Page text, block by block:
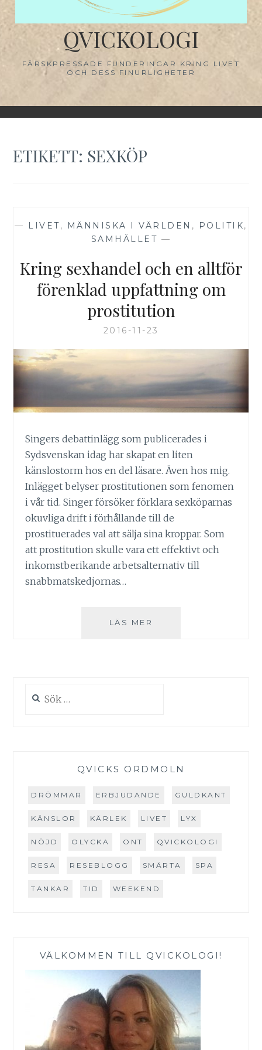
QVICKOLOGI
FÄRSKPRESSADE FUNDERINGAR KRING LIVET
OCH DESS FINURLIGHETER
ETIKETT: SEXKÖP
— LIVET, MÄNNISKA I VÄRLDEN , POLITIK,
SAMHÄLLET —
Kring sexhandel och en alltför
förenklad uppfattning om
prostitution
2016-11-23
Singers debattinlägg som publicerades i
Sydsvenskan idag har skapat en liten
känslostorm hos en del läsare. Även hos mig.
Inlägget belyser prostitutionen som fenomen
i vår tid. Singer försöker förklara sexköparnas
okuvliga drift i förhållande till de
prostituerades val att sälja sina kroppar. Som
att prostitution skulle vara ett effektivt och
inkomstberikande arbetsalternativ till
snabbmatskedjornas…
LÄS MER
efter:
QVICKS ORDMOLN
DRÖMMAR ERBJUDANDE GULDKANT
KÄNSLOR KÄRLEK LIVET LYX
NÖJD OLYCKA ONT QVICKOLOGI
RESA RESEBLOGG SMÄRTA SPA
TANKAR TID WEEKEND
VÄLKOMMEN TILL QVICKOLOGI!